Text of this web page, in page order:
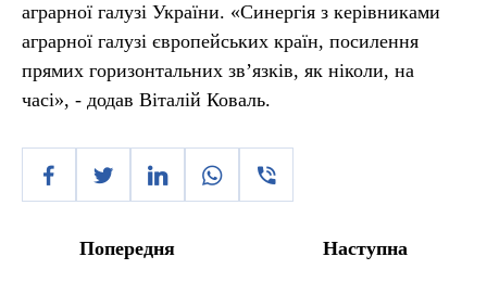
аграрної галузі України. «Синергія з керівниками
аграрної галузі європейських країн, посилення
прямих горизонтальних зв’язків, як ніколи, на
часі», - додав Віталій Коваль.
Попередня Наступна